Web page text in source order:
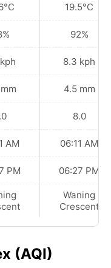
AM
PM
19.5°C
92%
8.3 kph
4.5 mm
8.0
06:11 AM
06:27 PM
Waning
Crescent
(AQI)